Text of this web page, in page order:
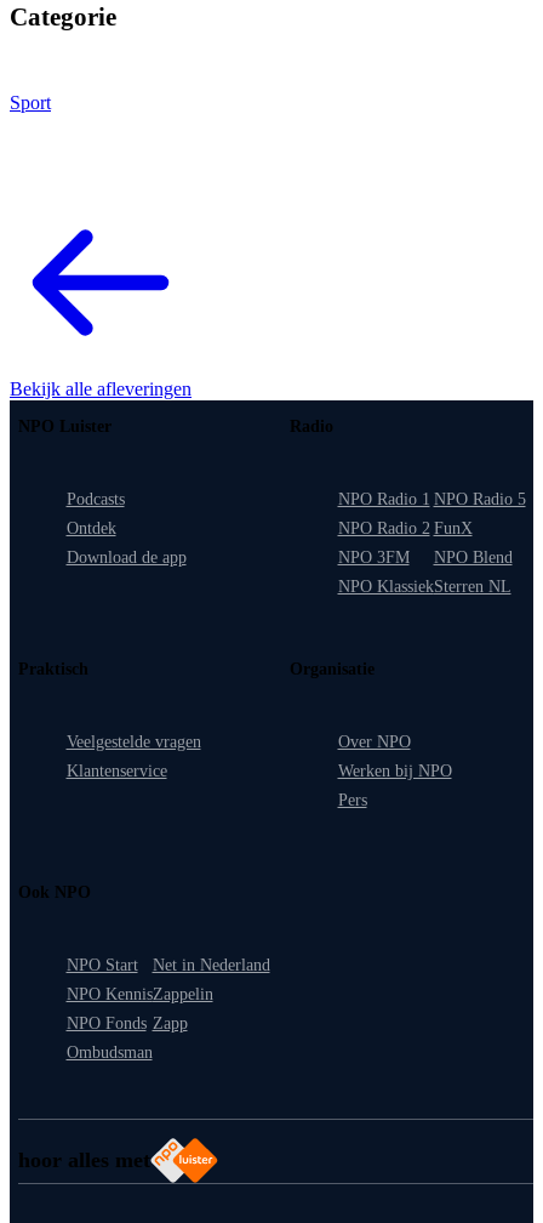
Categorie
Sport
Bekijk alle afleveringen
hoor alles met
NPO Luister
Podcasts
Ontdek
Download de app
Radio
NPO Radio 1
NPO Radio 2
NPO 3FM
NPO Klassiek
NPO Radio 5
FunX
NPO Blend
Sterren NL
Praktisch
Veelgestelde vragen
Klantenservice
Organisatie
Over NPO
Werken bij NPO
Pers
Ook NPO
NPO Start
NPO Kennis
NPO Fonds
Ombudsman
Net in Nederland
Zappelin
Zapp